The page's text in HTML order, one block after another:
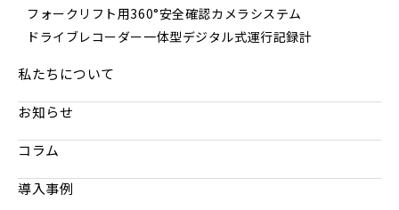
フォークリフト用360°安全確認カメラシステム
ドライブレコーダー一体型デジタル式運行記録計
私たちについて
お知らせ
コラム
導入事例